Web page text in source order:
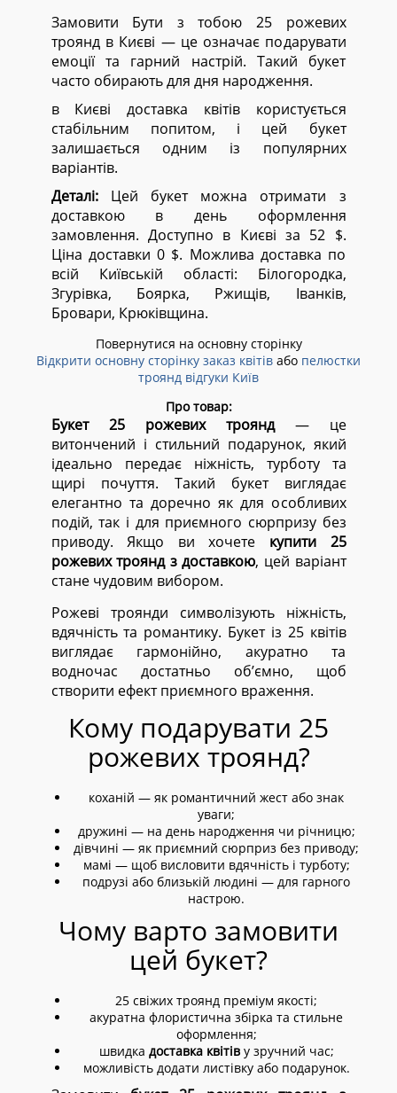
Замовити Бути з тобою 25 рожевих
троянд в Києві — це означає подарувати
емоції та гарний настрій. Такий букет
часто обирають для дня народження.
в Києві доставка квітів користується
стабільним попитом, і цей букет
залишається одним із популярних
варіантів.
Деталі:Цей букет можна отримати з
доставкою в день оформлення
замовлення. Доступно в Києві за 52 $.
Ціна доставки 0 $. Можлива доставка по
всій Київській області: Білогородка,
Згурівка, Боярка, Ржищів, Іванків,
Бровари, Крюківщина.
Повернутися на основну сторінку
Відкрити основну сторінку заказ квітів або пелюстки
троянд відгуки Київ
Про товар:
Букет 25 рожевих троянд— це
витончений і стильний подарунок, який
ідеально передає ніжність, турботу та
щирі почуття. Такий букет виглядає
елегантно та доречно як для особливих
подій, так і для приємного сюрпризу без
приводу. Якщо ви хочете купити 25
рожевих троянд з доставкою, цей варіант
стане чудовим вибором.
Рожеві троянди символізують ніжність,
вдячність та романтику. Букет із 25 квітів
виглядає гармонійно, акуратно та
водночас достатньо об’ємно, щоб
створити ефект приємного враження.
Кому подарувати 25
рожевих троянд?
коханій — як романтичний жест або знак
уваги;
дружині — на день народження чи річницю;
дівчині — як приємний сюрприз без приводу;
мамі — щоб висловити вдячність і турботу;
подрузі або близькій людині — для гарного
настрою.
Чому варто замовити
цей букет?
25 свіжих троянд преміум якості;
акуратна флористична збірка та стильне
оформлення;
швидка доставка квітіву зручний час;
можливість додати листівку або подарунок.